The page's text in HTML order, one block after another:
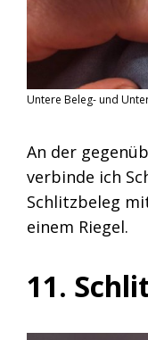
Untere Beleg- und
An der
verbinde ich
Schlitzbeleg
einem Riegel.
11.